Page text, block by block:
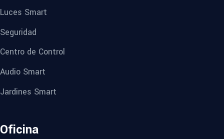
Luces Smart
Seguridad
Centro de Control
Audio Smart
Jardines Smart
Oficina